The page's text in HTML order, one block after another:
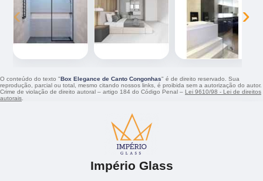
‹ ›
O conteúdo do texto "Box Elegance de Canto Congonhas" é de direito reservado. Sua
reprodução, parcial ou total, mesmo citando nossos links, é proibida sem a autorização do autor.
Crime de violação de direito autoral – artigo 184 do Código Penal – Lei 9610/98 - Lei de direitos
autorais
Império Glass